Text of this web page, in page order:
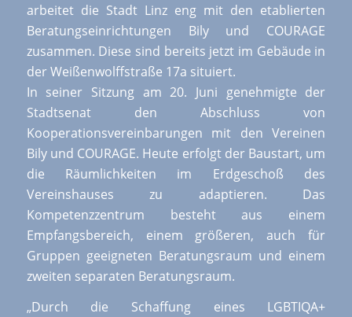
arbeitet die Stadt Linz eng mit den etablierten
Beratungseinrichtungen Bily und COURAGE
zusammen. Diese sind bereits jetzt im Gebäude in
der Weißenwolffstraße 17a situiert.
In seiner Sitzung am 20. Juni genehmigte der
Stadtsenat den Abschluss von
Kooperationsvereinbarungen mit den Vereinen
Bily und COURAGE. Heute erfolgt der Baustart, um
die Räumlichkeiten im Erdgeschoß des
Vereinshauses zu adaptieren. Das
Kompetenzzentrum besteht aus einem
Empfangsbereich, einem größeren, auch für
Gruppen geeigneten Beratungsraum und einem
zweiten separaten Beratungsraum.
„Durch die Schaffung eines LGBTIQA+